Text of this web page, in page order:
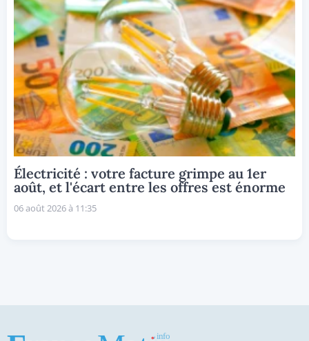
Électricité : votre facture grimpe au 1er
août, et l'écart entre les offres est énorme
06 août 2026 à 11:35